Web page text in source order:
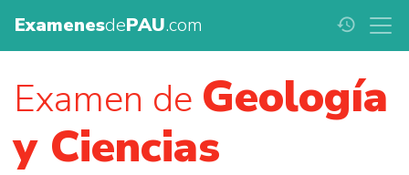
ExamenesdePAU.com history
Examen de Geología
y Ciencias